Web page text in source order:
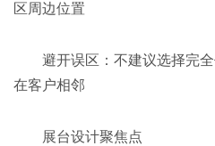
区周边位置
避开误区：不建议选择完
在客户相邻
展台设计聚焦点